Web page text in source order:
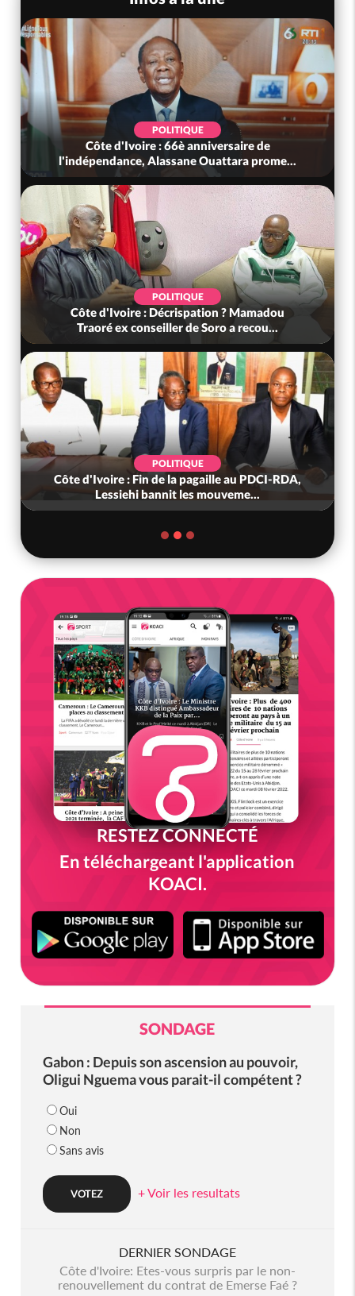
POLITIQUE
Côte d'Ivoire : 66è anniversaire de
l'indépendance, Alassane Ouattara prome...
POLITIQUE
Côte d'Ivoire : Décrispation ? Mamadou
Traoré ex conseiller de Soro a recou...
POLITIQUE
Côte d'Ivoire : Fin de la pagaille au PDCI-RDA,
Lessiehi bannit les mouveme...
RESTEZ CONNECTÉ
En téléchargeant l'application
KOACI.
SONDAGE
Gabon : Depuis son ascension au pouvoir,
Oligui Nguema vous parait-il compétent ?
Oui
Non
Sans avis
+ Voir les resultats
DERNIER SONDAGE
Côte d'Ivoire: Etes-vous surpris par le non-
renouvellement du contrat de Emerse Faé ?